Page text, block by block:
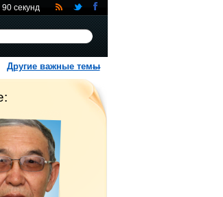
90 секунд
Другие важные темы